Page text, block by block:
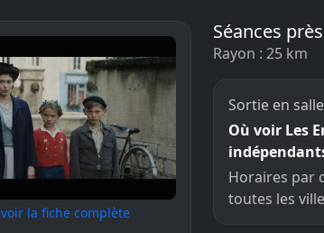
voir la fiche complète
Séances
Rayon : 25 km
Sortie en
Où voir Les
Horaires par
toutes les